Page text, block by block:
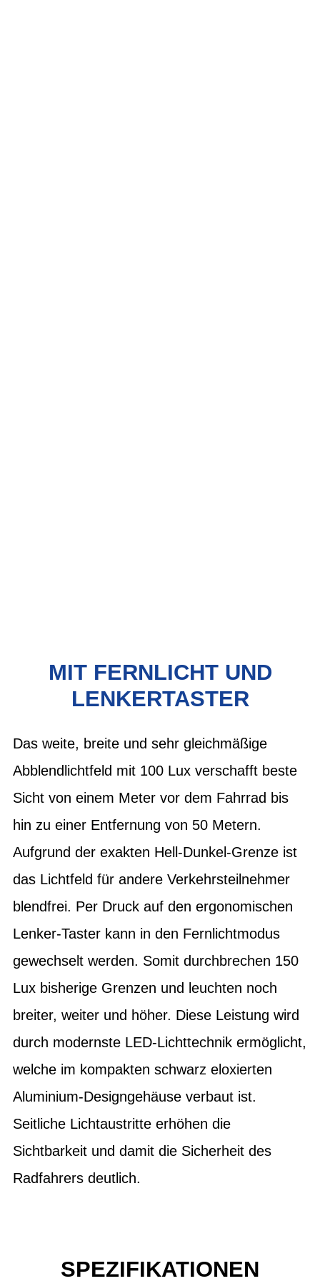
MIT FERNLICHT UND
LENKERTASTER
Das weite, breite und sehr gleichmäßige
Abblendlichtfeld mit 100 Lux verschafft beste
Sicht von einem Meter vor dem Fahrrad bis
hin zu einer Entfernung von 50 Metern.
Aufgrund der exakten Hell-Dunkel-Grenze ist
das Lichtfeld für andere Verkehrsteilnehmer
blendfrei. Per Druck auf den ergonomischen
Lenker-Taster kann in den Fernlichtmodus
gewechselt werden. Somit durchbrechen 150
Lux bisherige Grenzen und leuchten noch
breiter, weiter und höher. Diese Leistung wird
durch modernste LED-Lichttechnik ermöglicht,
welche im kompakten schwarz eloxierten
Aluminium-Designgehäuse verbaut ist.
Seitliche Lichtaustritte erhöhen die
Sichtbarkeit und damit die Sicherheit des
Radfahrers deutlich.
SPEZIFIKATIONEN